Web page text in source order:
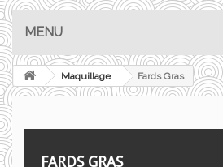
MENU
Maquillage Fards Gras
FARDS GRAS